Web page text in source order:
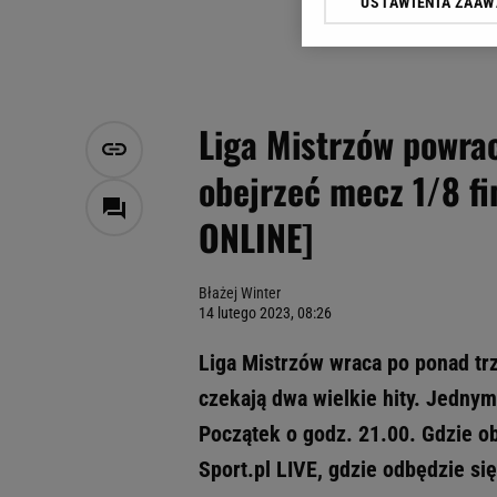
Liga Mistrzów
obejrzeć mecz 1/8
ONLINE]
Błażej Winter
14 lutego 2023, 08:26
Liga Mistrzów wraca po ponad
czekają dwa wielkie hity.
Początek o godz. 21.00. Gdzie
Sport.pl LIVE, gdzie odbędzie
Klikając „Akceptuję”
Zaufanych Partnerów i
My, nasi Zaufani
Użycie dokładnych
Przechowywanie